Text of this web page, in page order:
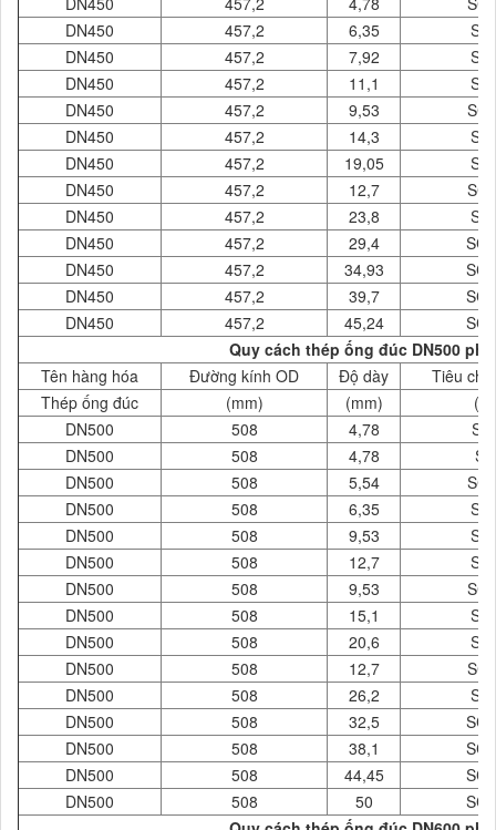
DN450
457,2 6,35
DN450
457,2 7,92
DN450
457,2 11,1
DN450
457,2 9,53
DN450
457,2 14,3
DN450
457,2 19,05
DN450
457,2 12,7
DN450
457,2 23,8
DN450
457,2 29,4
DN450
457,2 34,93
DN450
457,2 39,7
DN450
457,2 45,24
Quy cách thép ống đúc DN500 phi
Tên hàng hóa
Đường kính OD Độ dày
Tiêu
Thép ống đúc
(mm) (mm)
(
DN500
508 4,78
DN500
508 4,78
DN500
508 5,54
DN500
508 6,35
DN500
508 9,53
DN500
508 12,7
DN500
508 9,53
DN500
508 15,1
DN500
508 20,6
DN500
508 12,7
DN500
508 26,2
DN500
508 32,5
DN500
508 38,1
DN500
508 44,45
DN500
508 50